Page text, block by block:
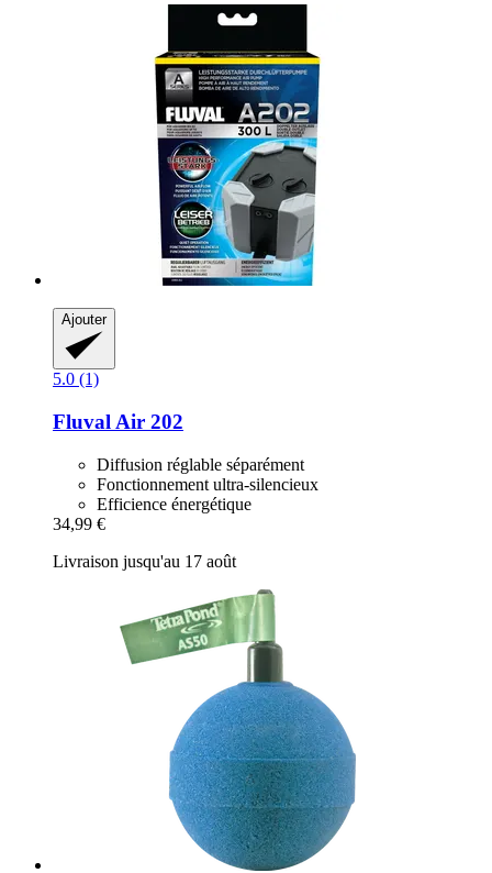
Ajouter
5.0 (1)
Fluval Air 202
Diffusion réglable séparément
Fonctionnement ultra-silencieux
Efficience énergétique
34,99 €
Livraison jusqu'au 17 août